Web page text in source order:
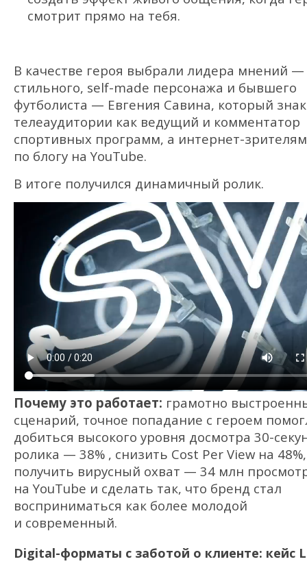
смотрит прямо на тебя.
В качестве героя выбрали лидера мнений —
стильного, self-made персонажа и бывшего
футболиста — Евгения Савина, который
телеаудитории как ведущий и комментатор
спортивных программ, а интернет-
по блогу на YouTube.
В итоге получился динамичный ролик.
Почему это работает: грамотно
сценарий, точное попадание с героем
добиться высокого уровня досмотра 30-
ролика — 38% , снизить Cost Per View на 48%,
получить вирусный охват — 34 млн
на YouTube и сделать так, что бренд стал
восприниматься как более молодой
и современный.
Digital-форматы с заботой о клиенте: кейс